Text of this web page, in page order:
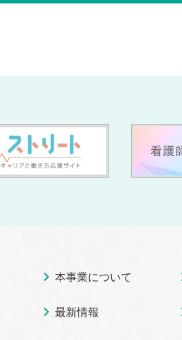
本事業について
最新情報